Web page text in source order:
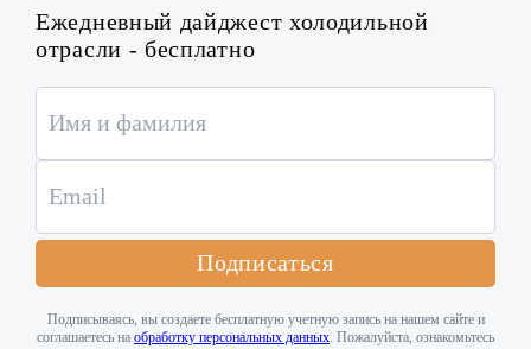
Ежедневный дайджест холодильной
отрасли - бесплатно
Подписаться
Подписываясь, вы создаете бесплатную учетную запись на нашем сайте и
соглашаетесь на обработку персональных данных . Пожалуйста, ознакомьтесь